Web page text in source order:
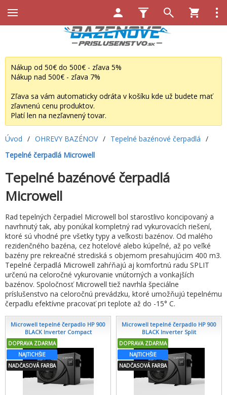
Nákup od 50€ do 500€ - zľava 5%
Nákup nad 500€ - zľava 7%
Zľava sa vám automaticky odráta v košíku kde už budete mať
zľavnenú cenu produktov.
Platí len na nezľavnený tovar.
Úvod / OHREVY BAZÉNOV / Tepelné bazénové čerpadlá /
Tepelné čerpadlá Microwell
Tepelné bazénové čerpadlá
Microwell
Rad tepelných čerpadiel Microwell bol starostlivo koncipovaný a
navrhnutý tak, aby ponúkal kompletný rad vykurovacích riešení,
ktoré sú vhodné pre všetky typy a veľkosti bazénov. Od malého
rezidenčného bazéna, cez hotelové alebo kúpeľné, až po veľké
bazény pre rekreačné strediská s objemom presahujúcim 400 m3.
Tepelné čerpadlá Microwell zahŕňajú aj komfortnú radu SPLIT
určenú na celoročné vykurovanie vnútorných a vonkajších
bazénov. Spoločnosť Microwell tiež navrhla špeciálne
príslušenstvo na celoročnú prevádzku, ktoré umožňujú tepelnému
čerpadlu efektívne pracovať pri teplote až do -15° C.
Microwell tepelné čerpadlo HP 900
BLACK Inverter Compact
DOPRAVA ZDARMA
NAJTICHŠIE
NADČASOVÁ FARBA
Microwell tepelné čerpadlo HP 900
BLACK Inverter Split
DOPRAVA ZDARMA
NAJTICHŠIE
NADČASOVÁ FARBA